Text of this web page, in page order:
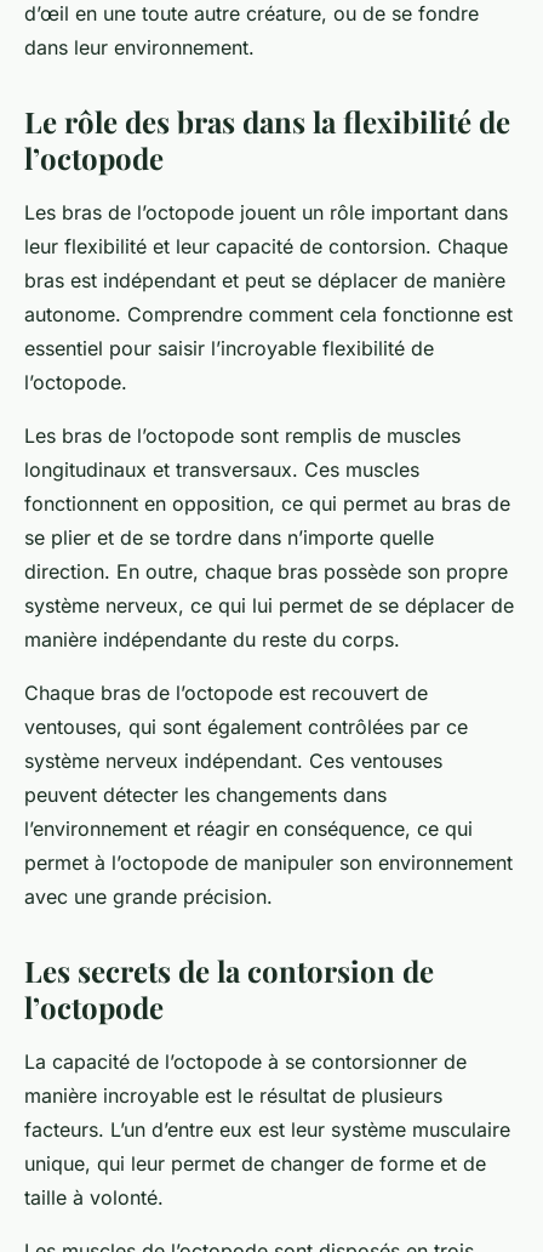
d’œil en une toute autre créature, ou de se fondre
dans leur environnement.
Le rôle des bras dans la flexibilité de
l’octopode
Les bras de l’octopode jouent un rôle important dans
leur flexibilité et leur capacité de contorsion. Chaque
bras est indépendant et peut se déplacer de manière
autonome. Comprendre comment cela fonctionne est
essentiel pour saisir l’incroyable flexibilité de
l’octopode.
Les bras de l’octopode sont remplis de muscles
longitudinaux et transversaux. Ces muscles
fonctionnent en opposition, ce qui permet au bras de
se plier et de se tordre dans n’importe quelle
direction. En outre, chaque bras possède son propre
système nerveux, ce qui lui permet de se déplacer de
manière indépendante du reste du corps.
Chaque bras de l’octopode est recouvert de
ventouses, qui sont également contrôlées par ce
système nerveux indépendant. Ces ventouses
peuvent détecter les changements dans
l’environnement et réagir en conséquence, ce qui
permet à l’octopode de manipuler son environnement
avec une grande précision.
Les secrets de la contorsion de
l’octopode
La capacité de l’octopode à se contorsionner de
manière incroyable est le résultat de plusieurs
facteurs. L’un d’entre eux est leur système musculaire
unique, qui leur permet de changer de forme et de
taille à volonté.